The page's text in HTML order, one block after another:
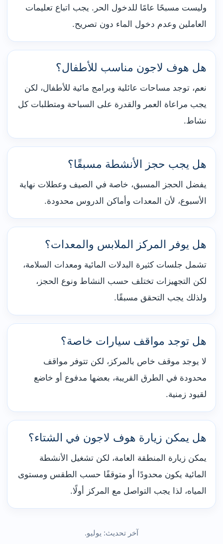
وليست مسبحًا عامًا للدخول الحر. يجب اتباع تعليمات
العاملين وعدم دخول الماء دون تصريح.
هل هوف لاجون مناسب للأطفال؟
نعم، توجد مساحات عائلية وبرامج مائية للأطفال، لكن
يجب مراعاة العمر والقدرة على السباحة ومتطلبات كل
نشاط.
هل يجب حجز الأنشطة مسبقًا؟
يفضل الحجز المسبق، خاصة في الصيف وعطلات نهاية
الأسبوع، لأن المعدات وأماكن الدروس محدودة.
هل يوفر المركز الملابس والمعدات؟
تشمل جلسات كثيرة البدلات المائية ومعدات السلامة،
لكن التجهيزات تختلف حسب النشاط ونوع الحجز،
ولذلك يجب التحقق مسبقًا.
هل توجد مواقف سيارات خاصة؟
لا يوجد موقف خاص بالمركز، لكن تتوفر مواقف
محدودة في الطرق القريبة، بعضها مدفوع أو خاضع
لقيود زمنية.
هل يمكن زيارة هوف لاجون في الشتاء؟
يمكن زيارة المنطقة العامة، لكن تشغيل الأنشطة
المائية يكون محدودًا أو متوقفًا حسب الطقس ومستوى
المياه، لذا يجب التواصل مع المركز أولًا.
آخر تحديث: يوليو.